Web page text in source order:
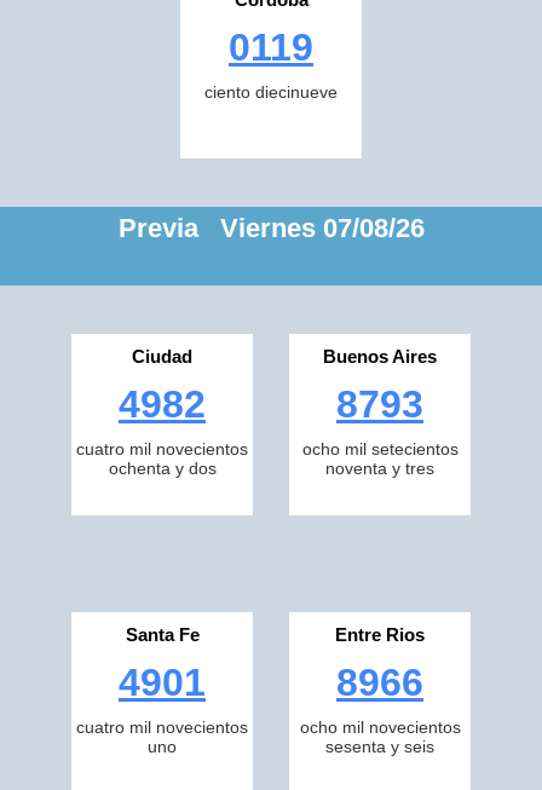
0119
ciento diecinueve
Previa Viernes 07/08/26
Ciudad
4982
cuatro mil novecientos
ochenta y dos
Buenos Aires
8793
ocho mil setecientos
noventa y tres
Santa Fe
4901
cuatro mil novecientos
uno
Entre Rios
8966
ocho mil novecientos
sesenta y seis